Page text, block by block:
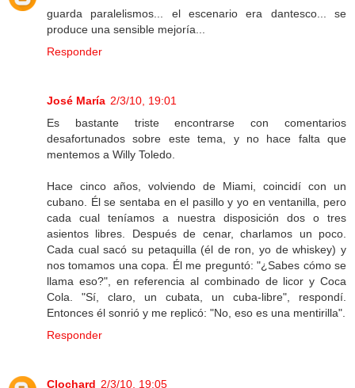
guarda paralelismos... el escenario era dantesco... se
produce una sensible mejoría...
Responder
José María 2/3/10, 19:01
Es bastante triste encontrarse con comentarios
desafortunados sobre este tema, y no hace falta que
mentemos a Willy Toledo.
Hace cinco años, volviendo de Miami, coincidí con un
cubano. Él se sentaba en el pasillo y yo en ventanilla, pero
cada cual teníamos a nuestra disposición dos o tres
asientos libres. Después de cenar, charlamos un poco.
Cada cual sacó su petaquilla (él de ron, yo de whiskey) y
nos tomamos una copa. Él me preguntó: "¿Sabes cómo se
llama eso?", en referencia al combinado de licor y Coca
Cola. "Sí, claro, un cubata, un cuba-libre", respondí.
Entonces él sonrió y me replicó: "No, eso es una mentirilla".
Responder
Clochard 2/3/10, 19:05